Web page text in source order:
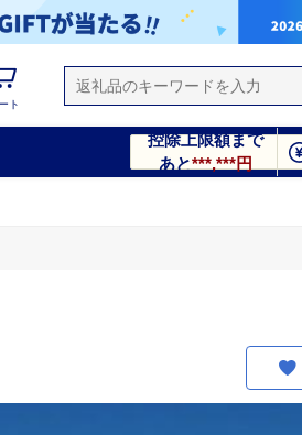
ト
控除上限額まで
あと***,***円